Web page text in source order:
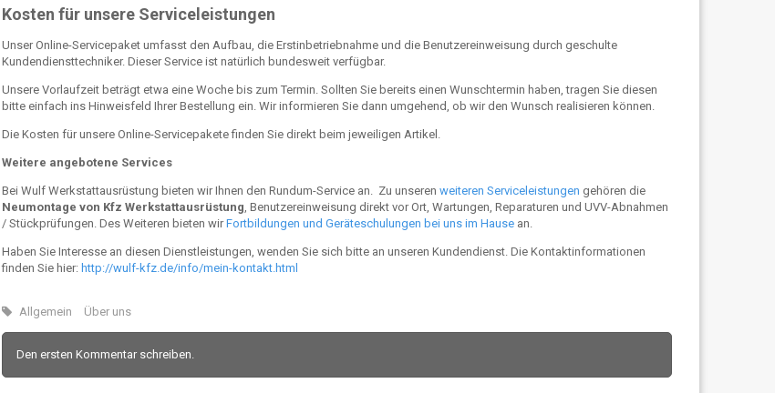
Kosten für unsere Serviceleistungen
Unser Online-Servicepaket umfasst den Aufbau, die Erstinbetriebnahme und die Benutzereinweisung durch geschulte
Kundendiensttechniker. Dieser Service ist natürlich bundesweit verfügbar.
Unsere Vorlaufzeit beträgt etwa eine Woche bis zum Termin. Sollten Sie bereits einen Wunschtermin haben, tragen Sie diesen
bitte einfach ins Hinweisfeld Ihrer Bestellung ein. Wir informieren Sie dann umgehend, ob wir den Wunsch realisieren können.
Die Kosten für unsere Online-Servicepakete finden Sie direkt beim jeweiligen Artikel.
Weitere angebotene Services
Bei Wulf Werkstattausrüstung bieten wir Ihnen den Rundum-Service an. Zu unseren weiteren Serviceleistungen gehören die
Neumontage von Kfz Werkstattausrüstung, Benutzereinweisung direkt vor Ort, Wartungen, Reparaturen und UVV-Abnahmen
/ Stückprüfungen. Des Weiteren bieten wirFortbildungen und Geräteschulungen bei uns im Hausean.
Haben Sie Interesse an diesen Dienstleistungen, wenden Sie sich bitte an unseren Kundendienst. Die Kontaktinformationen
finden Sie hier: http://wulf-kfz.de/info/mein-kontakt.html
Allgemein Über uns
Den ersten Kommentar schreiben.